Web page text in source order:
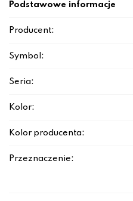
Podstawowe informacje
Producent:
Symbol:
Seria:
Kolor:
Kolor producenta:
Przeznaczenie: